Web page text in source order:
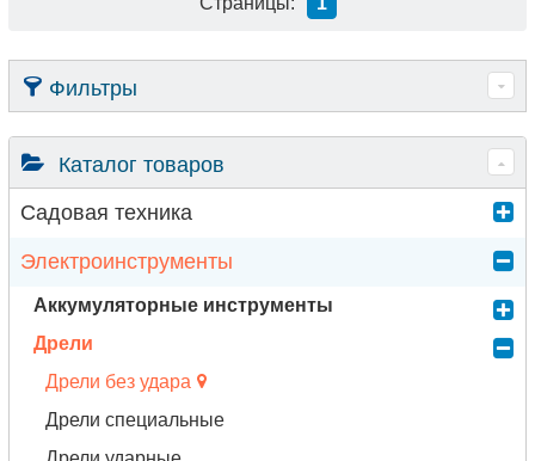
Фильтры
Каталог товаров
Садовая техника
Электроинструменты
Аккумуляторные инструменты
Дрели
Дрели без удара
Дрели специальные